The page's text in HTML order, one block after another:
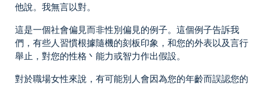
他說。我無言以對。
這是一個社會偏見而非性別偏見的例子。這個例子告訴我
們，有些人習慣根據隨機的刻板印象，和您的外表以及言行
舉止，對您的性格丶能力或智力作出假設。
對於職場女性來說，有可能別人會因為您的年齡而誤認您的